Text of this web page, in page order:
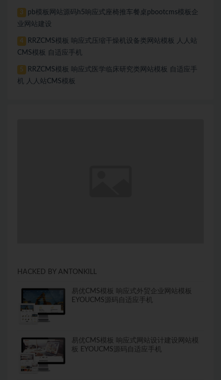
3
pb模板网站源码h5响应式座椅推车餐桌pbootcms模板企
业网站建设
4
RRZCMS模板 响应式压缩干燥机设备类网站模板 人人站
CMS模板 自适应手机
5
RRZCMS模板 响应式医学临床研究类网站模板 自适应手
机 人人站CMS模板
HACKED BY ANTONKILL
易优CMS模板 响应式外贸企业网站模板
EYOUCMS源码自适应手机
易优CMS模板 响应式网站设计建设网站模
板 EYOUCMS源码自适应手机